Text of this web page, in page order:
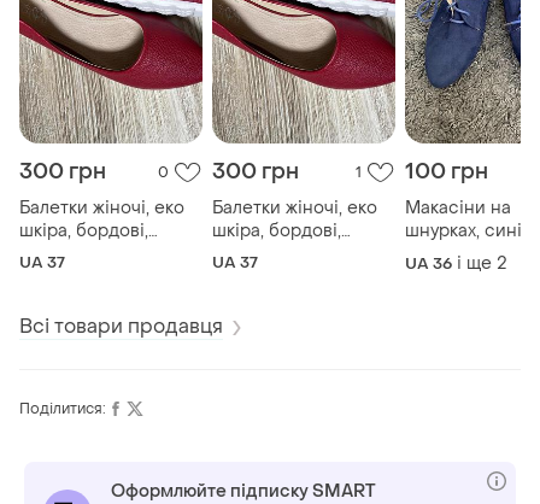
300 грн 0
Балетки жіночі, еко
шкіра, бордові,
розмір 37
UA 37
300 грн 1
Балетки жіночі, еко
шкіра, бордові,
розмір 37
UA 37
100 грн
Макасіни на
шнурках, сині,
розмір 36,37,40
UA 36 і ще 2
Всі товари продавця
Поділитися:
Оформлюйте підписку SMART